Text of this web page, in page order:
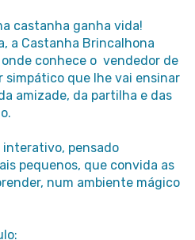
castanha ganha vida!
a Castanha Brincalhona
conhece o vendedor de
simpático que lhe vai ensinar
amizade, da partilha e das
interativo, pensado
pequenos, que convida as
num ambiente mágico